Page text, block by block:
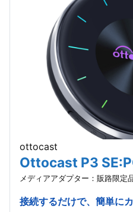
ottocast
Ottocast P3
メディアアダプター：販路限定
接続するだけで、簡単に